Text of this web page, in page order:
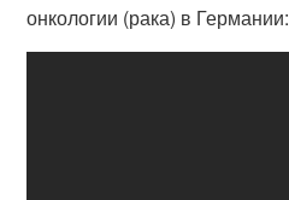
онкологии (рака) в Германии: